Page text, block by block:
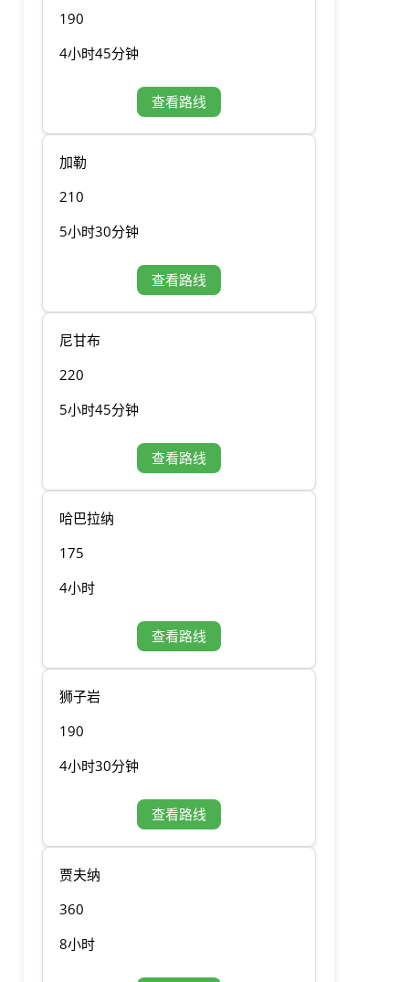
190
4小时45分钟
查看路线
加勒
210
5小时30分钟
查看路线
尼甘布
220
5小时45分钟
查看路线
哈巴拉纳
175
4小时
查看路线
狮子岩
190
4小时30分钟
查看路线
贾夫纳
360
8小时